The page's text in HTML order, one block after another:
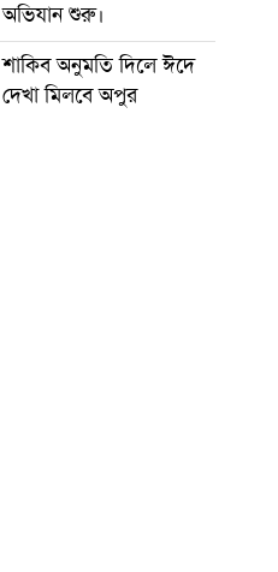
অভিযান শুরু।
শাকিব অনুমতি দিলে ঈদে
দেখা মিলবে অপুর